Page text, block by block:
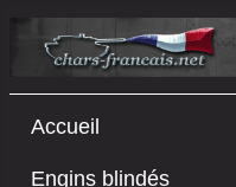
Accueil
Engins blindés